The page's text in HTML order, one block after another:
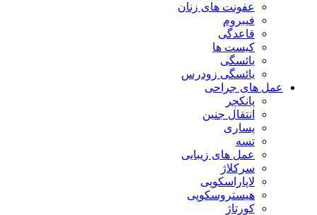
عفونت های زنان
فیبروم
قاعدگی
کیست ها
یائسگی
یائسگی زودرس
عمل های جراحی
پانکچر
انتقال جنین
پساری
تسه
عمل های زیبایی
سرکلاژ
لاپاراسکوپی
هیستروسکوپی
کورتاژ